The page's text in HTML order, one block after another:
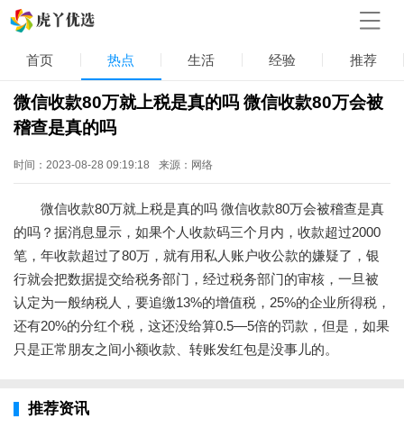
首页 热点 生活 经验 推荐
微信收款80万就上税是真的吗 微信收款80万会被
稽查是真的吗
时间：2023-08-28 09:19:18 来源：网络
微信收款80万就上税是真的吗 微信收款80万会被稽查是真
的吗？据消息显示，如果个人收款码三个月内，收款超过2000
笔，年收款超过了80万，就有用私人账户收公款的嫌疑了，银
行就会把数据提交给税务部门，经过税务部门的审核，一旦被
认定为一般纳税人，要追缴13%的增值税，25%的企业所得税，
还有20%的分红个税，这还没给算0.5—5倍的罚款，但是，如果
只是正常朋友之间小额收款、转账发红包是没事儿的。
推荐资讯